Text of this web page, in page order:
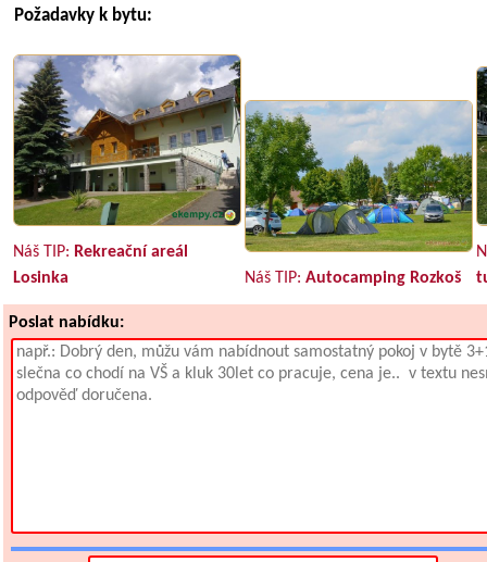
Požadavky k bytu:
Náš TIP: Rekreační areál
Losinka
Náš TIP: Autocamping Rozkoš
Poslat nabídku: